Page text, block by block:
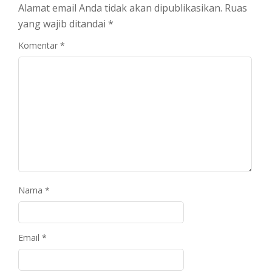
Alamat email Anda tidak akan dipublikasikan. Ruas
yang wajib ditandai *
Komentar *
Nama *
Email *